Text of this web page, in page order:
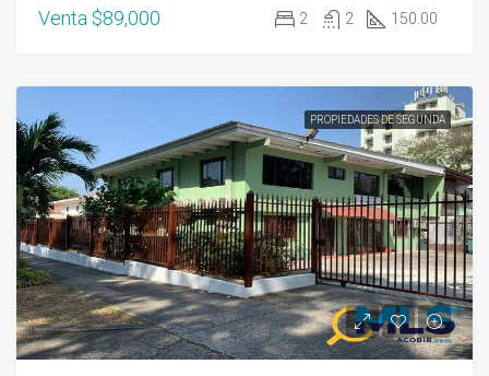
Venta $89,000 2 2 150.00
PROPIEDADES DE SEGUNDA